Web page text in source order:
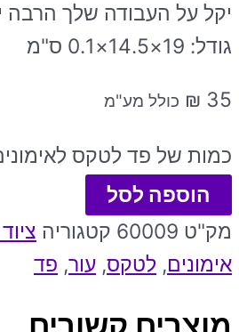
יקל על העבודה שלך הרבה
גודל: 19×14.5×0.1 ס"מ
₪ 35 כולל מע"מ
כמות של פד לטקס
הוספה לסל
מק"ט 60009 קטגוריה
אימונים, לטקס, עור, פד